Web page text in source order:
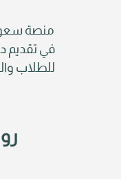
منصة
في تقديم
للطلاب